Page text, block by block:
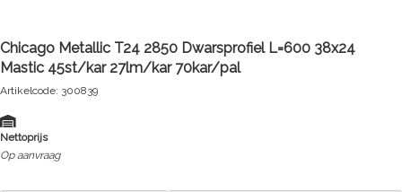
Chicago Metallic T24 2850 Dwarsprofiel L=600 38x24
Mastic 45st/kar 27lm/kar 70kar/pal
Artikelcode: 300839
Nettoprijs
Op aanvraag